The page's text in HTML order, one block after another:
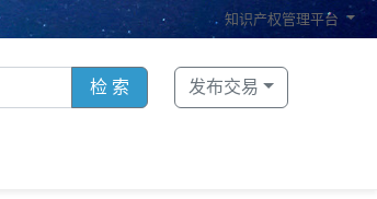
知识产权管理平台
检 索 发布交易